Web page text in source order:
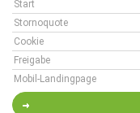
Start
Stornoquote
Cookie
Freigabe
Mobil-Landingpage